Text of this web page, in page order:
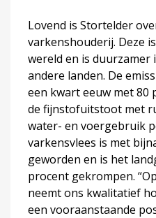
Lovend is Stortelder
varkenshouderij. Deze
wereld en is
andere landen. De
een kwart eeuw met 80
de fijnstofuitstoot met
water- en voergebruik
varkensvlees is met
geworden en is het
procent gekrompen.
neemt ons kwalitatief
een vooraanstaande